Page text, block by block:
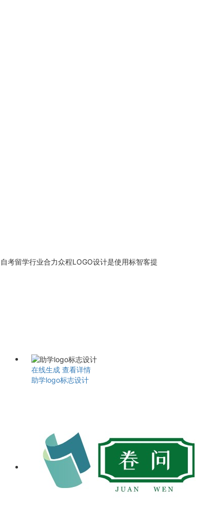
自考留学行业合力众程LOGO设计是使用标智客提
在线生成 查看详情
助学logo标志设计